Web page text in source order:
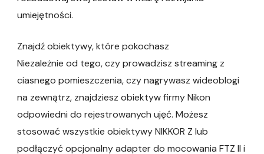
umiejętności.
Znajdź obiektywy, które pokochasz
Niezależnie od tego, czy prowadzisz streaming z
ciasnego pomieszczenia, czy nagrywasz wideoblogi
na zewnątrz, znajdziesz obiektyw firmy Nikon
odpowiedni do rejestrowanych ujęć. Możesz
stosować wszystkie obiektywy NIKKOR Z lub
podłączyć opcjonalny adapter do mocowania FTZ II i